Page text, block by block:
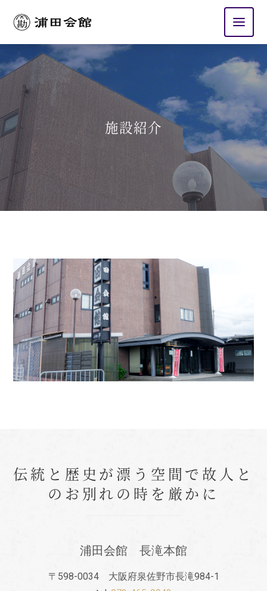
施設紹介
伝統と歴史が漂う空間で故人と
のお別れの時を厳かに
浦田会館 長滝本館
〒598-0034 大阪府泉佐野市長滝984-1